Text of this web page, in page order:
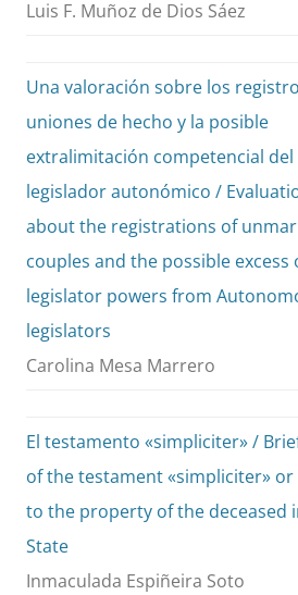
Luis F. Muñoz de Dios Sáez
Una valoración sobre los
uniones de hecho y la posible
extralimitación competencial del
legislador autonómico /
about the registrations of
couples and the possible excess
legislator powers from
legislators
Carolina Mesa Marrero
El testamento «simpliciter» /
of the testament «simpliciter»
to the property of the deceased
State
Inmaculada Espiñeira Soto